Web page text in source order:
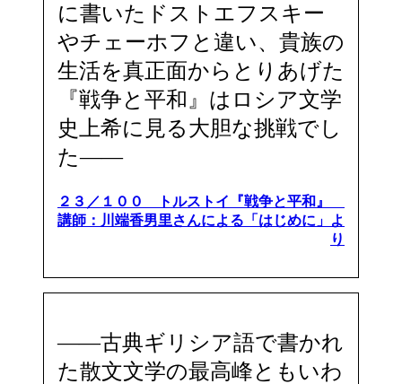
に書いたドストエフスキー
やチェーホフと違い、貴族の
生活を真正面からとりあげた
『戦争と平和』はロシア文学
史上希に見る大胆な挑戦でし
た――
２３／１００ トルストイ『戦争と平和』
講師：川端香男里さんによる「はじめに」よ
り
――古典ギリシア語で書かれ
た散文文学の最高峰ともいわ